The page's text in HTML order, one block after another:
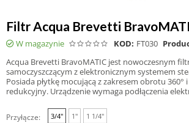
Filtr Acqua Brevetti
W magazynie KOD: FT030
Acqua Brevetti BravoMATIC jest nowoczesnym
samoczyszczącym z elektronicznym systemem
Posiada płytkę mocującą z zakresem obrotu
redukcyjny. Urządzenie wymaga podłączenia
Przyłącze: 3/4" 1" 1 1/4"